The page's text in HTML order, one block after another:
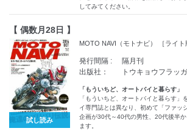
してみてください。
【 偶数月28日 】
試し読み
MOTO NAVI（モトナビ） ［ライト
発行間隔 :
隔月刊
出版社：
トウキョウフラッ
「もういちど、オートバイと暮らす」
「もういちど、オートバイと暮らす」
イ専門誌とは異なり、初めて「ファッ
企画が30代～40代の男性、20代後半
ます。